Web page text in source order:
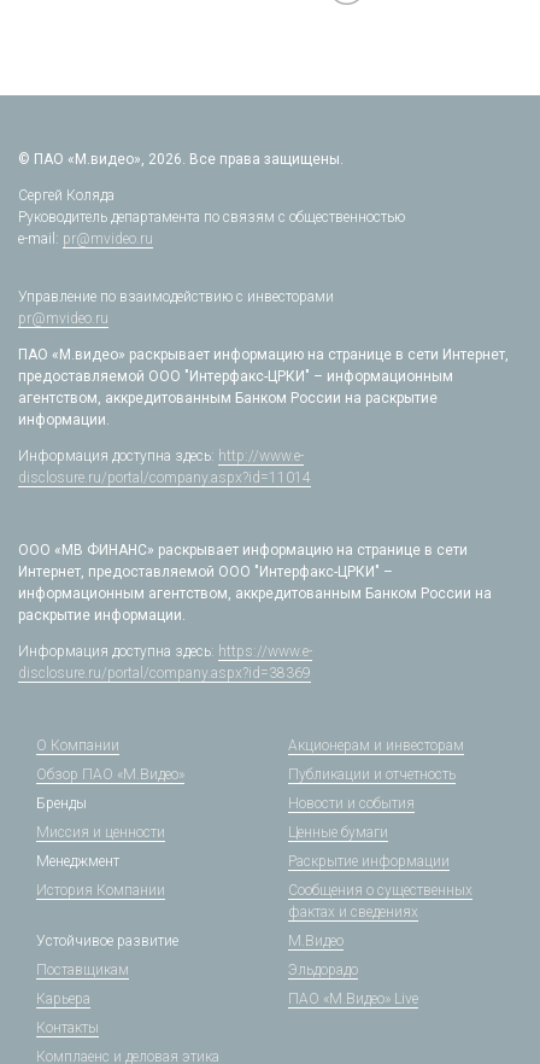
© ПАО «М.видео», 2026. Все права защищены.
Сергей Коляда
Руководитель департамента по связям с общественностью
e-mail: pr@mvideo.ru
Управление по взаимодействию с инвесторами
pr@mvideo.ru
ПАО «М.видео» раскрывает информацию на странице в сети Интернет,
предоставляемой ООО "Интерфакс-ЦРКИ" – информационным
агентством, аккредитованным Банком России на раскрытие
информации.
Информация доступна здесь: http://www.e-
disclosure.ru/portal/company.aspx?id=11014
ООО «МВ ФИНАНС» раскрывает информацию на странице в сети
Интернет, предоставляемой ООО "Интерфакс-ЦРКИ" –
информационным агентством, аккредитованным Банком России на
раскрытие информации.
Информация доступна здесь: https://www.e-
disclosure.ru/portal/company.aspx?id=38369
О Компании
Обзор ПАО «М.Видео»
Бренды
Миссия и ценности
Менеджмент
История Компании
Акционерам и инвесторам
Публикации и отчетность
Новости и события
Ценные бумаги
Раскрытие информации
Сообщения о существенных
фактах и сведениях
Устойчивое развитие
Поставщикам
Карьера
Контакты
Комплаенс и деловая этика
М.Видео
Эльдорадо
ПАО «М.Видео» Live